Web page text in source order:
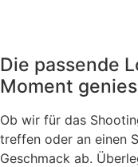
Die passende
Moment
Ob wir für das
treffen oder an einen
Geschmack ab.